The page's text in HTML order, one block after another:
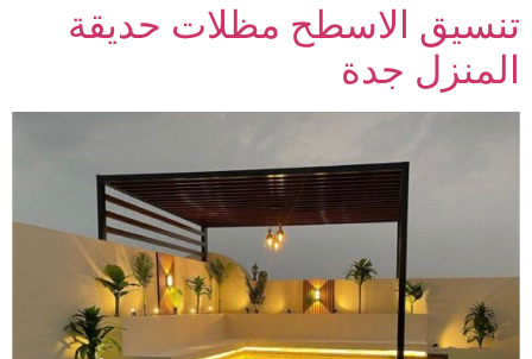
تنسيق الاسطح مظلات حديقة
المنزل جدة